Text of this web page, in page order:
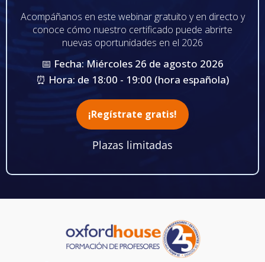
Acompáñanos en este webinar gratuito y en directo y
conoce cómo nuestro certificado puede abrirte
nuevas oportunidades en el 2026
📅 Fecha: Miércoles 26 de agosto 2026
⏰ Hora: de 18:00 - 19:00 (hora española)
¡Regístrate gratis!
Plazas limitadas